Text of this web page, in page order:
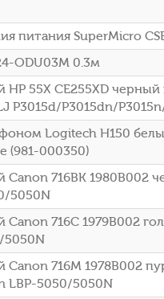
питания SuperMicro
ODU03M 0.3м
55X CE255XD черный
P3015d/P3015dn/
Logitech H150
(981-000350)
716BK 1980B002
5050N
716C 1979B002
5050N
Canon 716M 1978B002
LBP-5050/5050N